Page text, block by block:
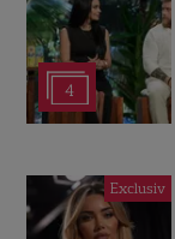
4
Exclusiv